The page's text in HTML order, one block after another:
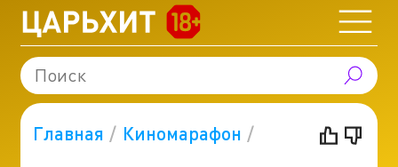
Главная Киномарафон